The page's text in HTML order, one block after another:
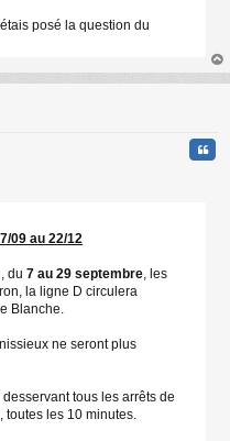
posé la question du
au
09 au 22/12
du 7 au 29 septembre, les
la ligne D circulera
Blanche.
ne seront plus
tous les arrêts de
toutes les 10 minutes.